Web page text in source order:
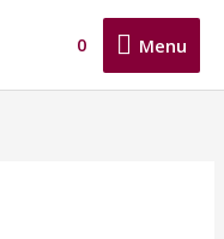
Menu
Menu
0